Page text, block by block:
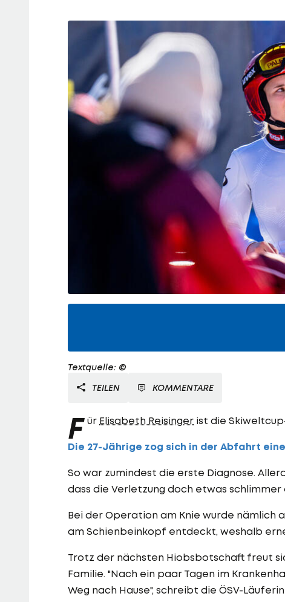
Textquelle: ©
TEILEN
KOMMENTARE
F ür Elisabeth Reisinger ist die
Die 27-Jährige zog sich in der Abfahrt
So war zumindest die erste Diagnose.
dass die Verletzung doch etwas
Bei der Operation am Knie wurde nämlich
am Schienbeinkopf entdeckt, weshalb
Trotz der nächsten Hiobsbotschaft freut
Familie. "Nach ein paar Tagen im
Weg nach Hause", schreibt die ÖSV-